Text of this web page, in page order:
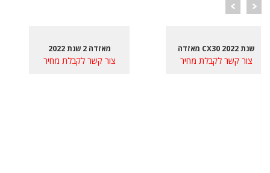
מאזדה 2 שנת 2022
צור קשר לקבלת מחיר
מאזדה CX30 שנת 2022
צור קשר לקבלת מחיר